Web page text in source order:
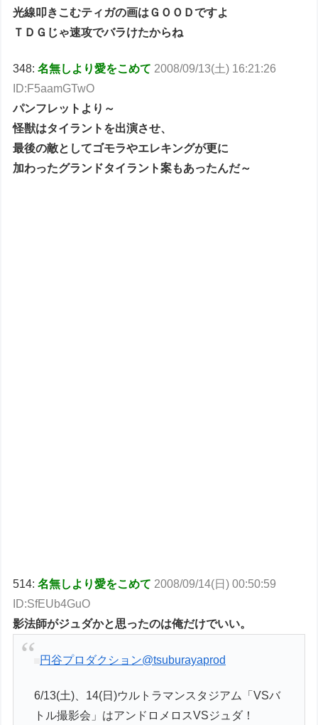
光線叩きこむティガの画はＧＯＯＤですよ
ＴＤＧじゃ速攻でバラけたからね
348:名無しより愛をこめて 2008/09/13(土) 16:21:26
ID:F5aamGTwO
パンフレットより～
怪獣はタイラントを出演させ、
最後の敵としてゴモラやエレキングが更に
加わったグランドタイラント案もあったんだ～
514:名無しより愛をこめて 2008/09/14(日) 00:50:59
ID:SfEUb4GuO
影法師がジュダかと思ったのは俺だけでいい。
円谷プロダクション@tsuburayaprod
6/13(土)、14(日)ウルトラマンスタジアム「VSバ
トル撮影会」はアンドロメロスVSジュダ！